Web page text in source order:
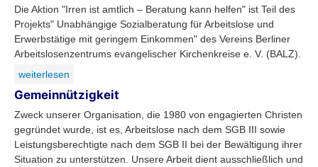
Die Aktion "Irren ist amtlich – Beratung kann helfen" ist Teil des
Projekts" Unabhängige Sozialberatung für Arbeitslose und
Erwerbstätige mit geringem Einkommen" des Vereins Berliner
Arbeitslosenzentrums evangelischer Kirchenkreise e. V. (BALZ).
weiterlesen
Gemeinnützigkeit
Zweck unserer Organisation, die 1980 von engagierten Christen
gegründet wurde, ist es, Arbeitslose nach dem SGB III sowie
Leistungsberechtigte nach dem SGB II bei der Bewältigung ihrer
Situation zu unterstützen. Unsere Arbeit dient ausschließlich und